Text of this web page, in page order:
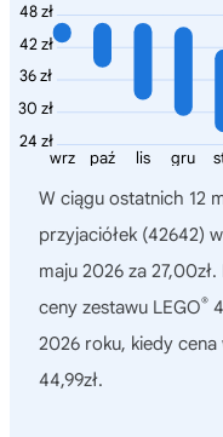
48 zł
42 zł
36 zł
30 zł
24 zł
gru
lis
paź
wrz
W ciągu ostatnich 12
przyjaciółek (42642)
maju 2026 za
ceny zestawu LEGO®
2026 roku, kiedy cena
44,99zł.